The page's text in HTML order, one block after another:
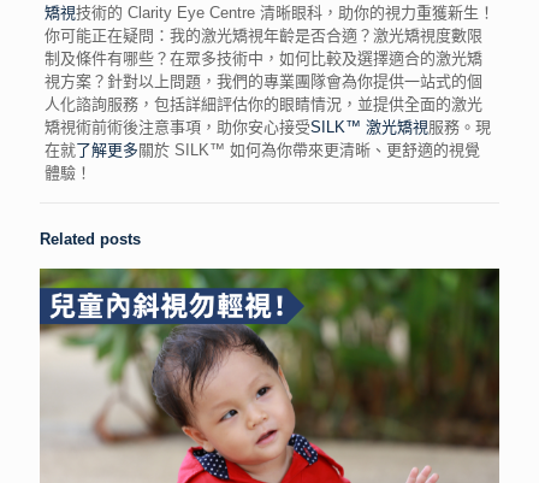
矯視技術的 Clarity Eye Centre 清晰眼科，助你的視力重獲新生！
你可能正在疑問：我的激光矯視年齡是否合適？ 激光矯視度數限
制 及條件有哪些？在眾多技術中，如何比較及選擇適合的激光矯
視方案？針對以上問題，我們的專業團隊會為你提供一站式的個
人化諮詢服務，包括詳細評估你的眼睛情況，並提供全面的激光
矯視術前術後注意事項，助你安心接受SILK™ 激光矯視服務。現
在就了解更多 關於 SILK™ 如何為你帶來更清晰、更舒適的視覺
體驗！
Related posts